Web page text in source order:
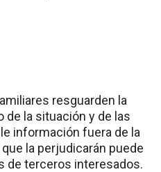
resguarden la
la situación y de las
información fuera de la
la perjudicarán puede
de terceros interesados.